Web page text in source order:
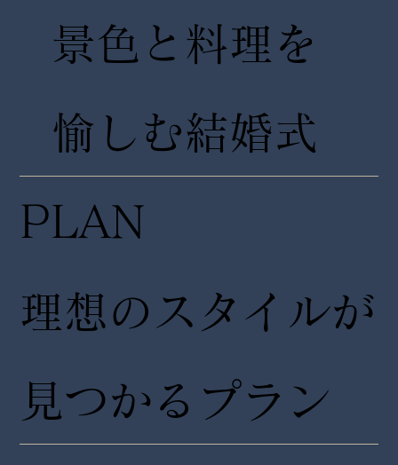
景色と料理を
愉しむ結婚式
PLAN
理想のスタイルが
見つかるプラン